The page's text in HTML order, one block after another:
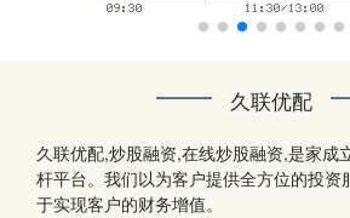
久联优配
久联优配,炒股融资,在线炒股融资,是家成
杆平台。我们以为客户提供全方位的投资
于实现客户的财务增值。